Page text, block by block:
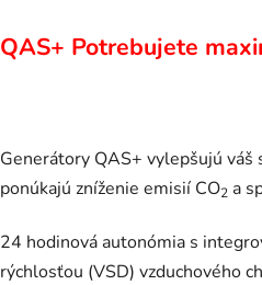
QAS+ Potrebujete
Generátory QAS+ vylepšujú
ponúkajú zníženie emisií CO2 a
24 hodinová autonómia s
rýchlosťou (VSD) vzduchového